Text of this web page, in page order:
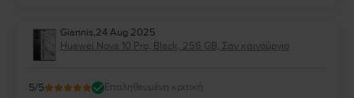
Giannis,24 Aug 2025
Huawei Nova 10 Pro, Black, 256 GB, Σαν καινούργιο
5/5 Επαληθευμένη κριτική